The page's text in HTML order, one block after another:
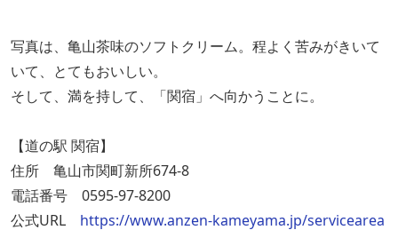
写真は、亀山茶味のソフトクリーム。程よく苦みがきいて
いて、とてもおいしい。
そして、満を持して、「関宿」へ向かうことに。
【道の駅 関宿】
住所 亀山市関町新所674-8
電話番号 0595-97-8200
公式URL https://www.anzen-kameyama.jp/servicearea